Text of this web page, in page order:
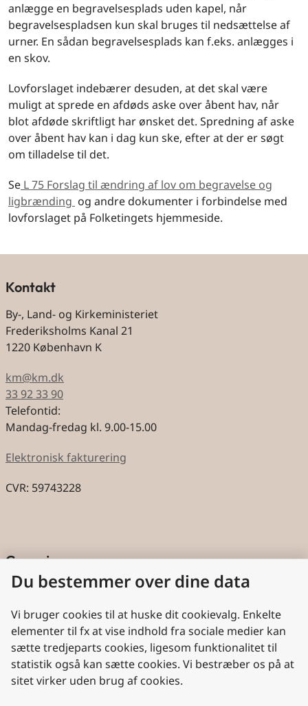
anlægge en begravelsesplads uden kapel, når
begravelsespladsen kun skal bruges til nedsættelse af
urner. En sådan begravelsesplads kan f.eks. anlægges i
en skov.
Lovforslaget indebærer desuden, at det skal være
muligt at sprede en afdøds aske over åbent hav, når
blot afdøde skriftligt har ønsket det. Spredning af aske
over åbent hav kan i dag kun ske, efter at der er søgt
om tilladelse til det.
Se L 75 Forslag til ændring af lov om begravelse og
ligbrænding og andre dokumenter i forbindelse med
lovforslaget på Folketingets hjemmeside.
Kontakt
By-, Land- og Kirkeministeriet
Frederiksholms Kanal 21
1220 København K
km@km.dk
33 92 33 90
Telefontid:
Mandag-fredag kl. 9.00-15.00
Elektronisk fakturering
CVR: 59743228
Genveje
Cookies
Aktindsigt
Persondatabeskyttelse
Nyttige links
Du bestemmer over dine data
Vi bruger cookies til at huske dit cookievalg. Enkelte
elementer til fx at vise indhold fra sociale medier kan
sætte tredjeparts cookies, ligesom funktionalitet til
statistik også kan sætte cookies. Vi bestræber os på at
sitet virker uden brug af cookies.